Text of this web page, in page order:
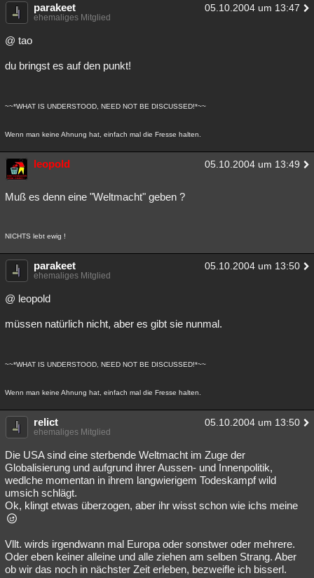
parakeet 05.10.2004 um 13:47
ehemaliges Mitglied
@ tao
du bringst es auf den punkt!
~~*WHAT IS UNDERSTOOD, NEED NOT BE DISCUSSED!*~~
Wenn man keine Ahnung hat, einfach mal die Fresse halten.
leopold 05.10.2004 um 13:49
Muß es denn eine "Weltmacht" geben ?
NICHTS lebt ewig !
parakeet 05.10.2004 um 13:50
ehemaliges Mitglied
@ leopold
müssen natürlich nicht, aber es gibt sie nunmal.
~~*WHAT IS UNDERSTOOD, NEED NOT BE DISCUSSED!*~~
Wenn man keine Ahnung hat, einfach mal die Fresse halten.
relict 05.10.2004 um 13:50
ehemaliges Mitglied
Die USA sind eine sterbende Weltmacht im Zuge der
Globalisierung und aufgrund ihrer Aussen- und Innenpolitik,
wedlche momentan in ihrem langwierigem Todeskampf wild
umsich schlägt.
Ok, klingt etwas überzogen, aber ihr wisst schon wie ichs meine
Vllt. wirds irgendwann mal Europa oder sonstwer oder mehrere.
Oder eben keiner alleine und alle ziehen am selben Strang. Aber
ob wir das noch in nächster Zeit erleben, bezweifle ich bisserl.